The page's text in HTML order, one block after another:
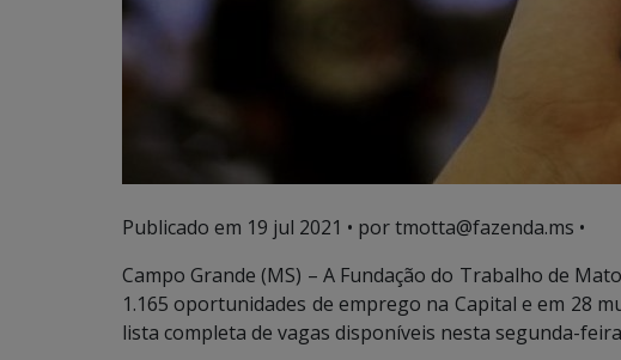
Publicado em 19 jul 2021 • por tmotta@fazenda.ms •
Campo Grande (MS) – A Fundação do Trabalho de
1.165 oportunidades de emprego na Capital e em 28
lista completa de vagas disponíveis nesta segunda-